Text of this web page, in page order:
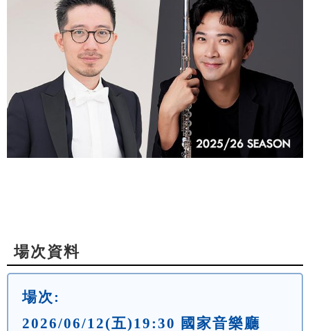
場次資料
場次:
2026/06/12(五)19:30 國家音樂廳